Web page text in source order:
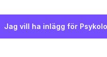
Jag vill ha inlägg för